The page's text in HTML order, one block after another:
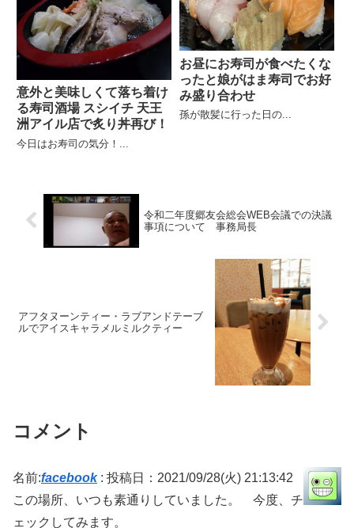
意外と美味しくて落ち着け
る寿司酒場 スシイチ 天王
洲アイル店で炙り丼再び！
今日はお寿司の気分！...
お昼にお寿司が食べたくな
ったと娘がはま寿司でお好
み盛り合わせ
孫が散髪に行った日の...
令和二年度郷友会総会WEB会議での決議
事項について 事務局長
アフタヌーンティー・ラブアンドテーブ
ルでアイスキャラメルミルクティー
コメント
名前:facebook: 投稿日：2021/09/28(火) 21:13:42
この場所、いつも素通りしていました。 今度、チ
ェックしてみます。